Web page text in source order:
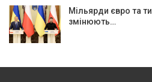
Мільярди євро та
змінюють…